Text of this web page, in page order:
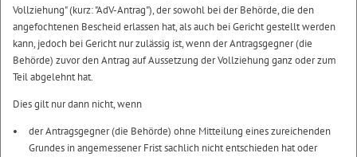
Vollziehung" (kurz: "AdV-Antrag"), der sowohl bei der Behörde, die den
angefochtenen Bescheid erlassen hat, als auch bei Gericht gestellt werden
kann, jedoch bei Gericht nur zulässig ist, wenn der Antragsgegner (die
Behörde) zuvor den Antrag auf Aussetzung der Vollziehung ganz oder zum
Teil abgelehnt hat.
Dies gilt nur dann nicht, wenn
der Antragsgegner (die Behörde) ohne Mitteilung eines zureichenden
Grundes in angemessener Frist sachlich nicht entschieden hat oder